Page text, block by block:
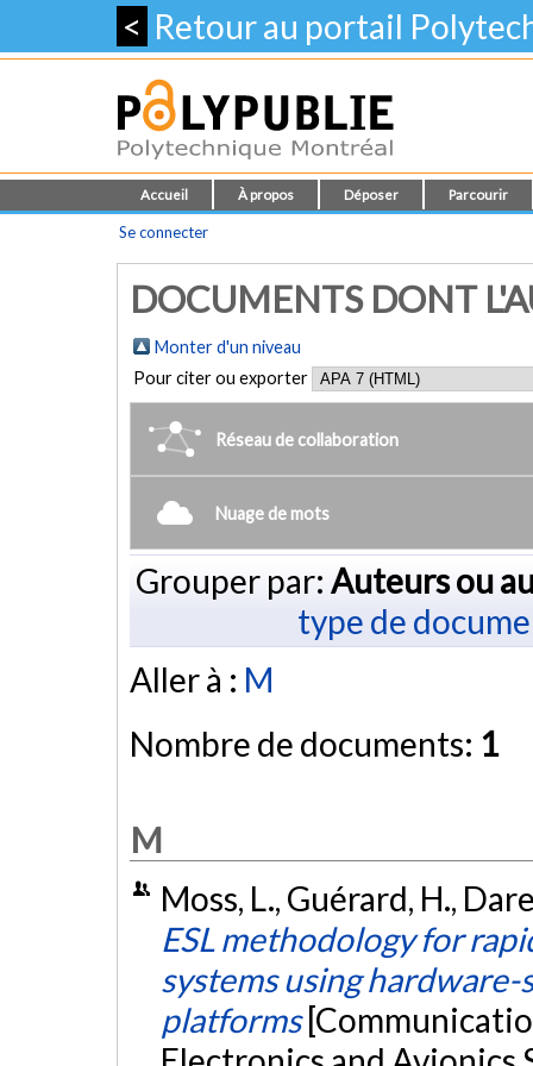
< Retour au portail
Accueil À propos Déposer Parcourir
Se connecter
DOCUMENTS DONT
Monter d'un niveau
Pour citer ou exporter
Réseau de collaboration
Nuage de mots
Grouper par: Auteurs ou
type de
Aller à : M
Nombre de documents: 1
M
Moss, L., Guérard, H.,
ESL methodology for
systems using
platforms